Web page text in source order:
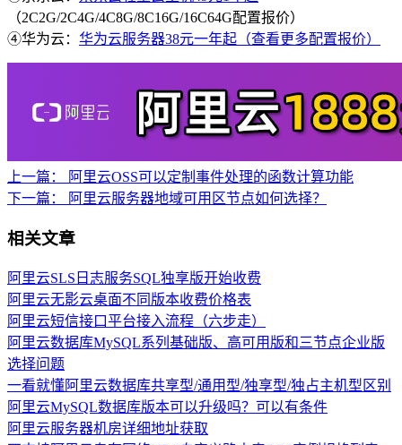
（2C2G/2C4G/4C8G/8C16G/16C64G配置报价）
④华为云： 华为云服务器38元一年起（查看更多配置报价）
上一篇：
阿里云OSS可以定制事件处理的函数计算功能
下一篇：
阿里云服务器地域可用区节点如何选择？
相关文章
阿里云SLS日志服务SQL独享版开始收费
阿里云无影云桌面不同版本收费价格表
阿里云短信接口平台接入流程（六步走）
阿里云数据库MySQL系列基础版、高可用版和三节点企业版
选择问题
一看就懂阿里云数据库共享型/通用型/独享型/独占主机型区别
阿里云MySQL数据库版本可以升级吗？可以有条件
阿里云服务器机房详细地址获取